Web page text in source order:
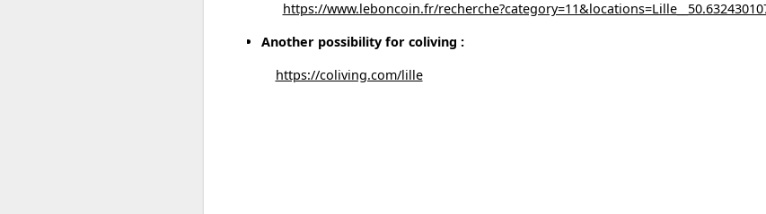
https://www.leboncoin.fr/
Another possibility for coliving :
https://coliving.com/lille